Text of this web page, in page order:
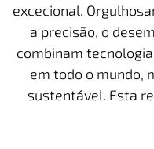
excecional.
a precisão, o
combinam
em todo o mundo,
sustentável. Esta